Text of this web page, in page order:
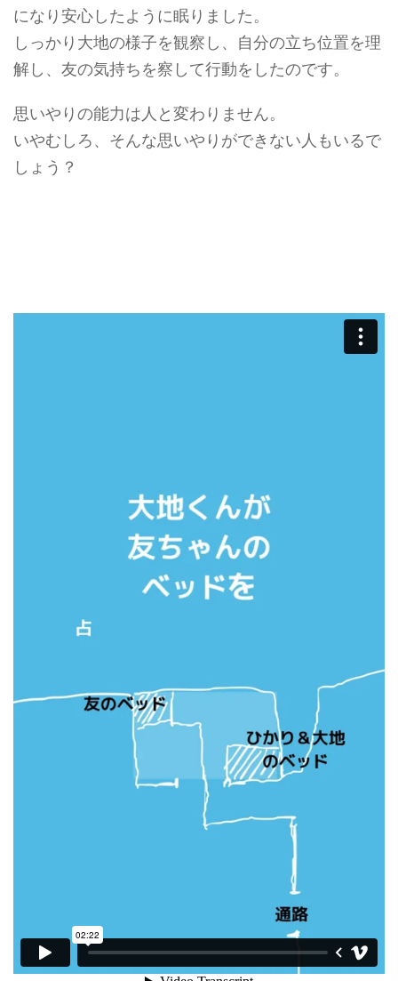
になり安心したように眠りました。
しっかり大地の様子を観察し、自分の立ち位置を理
解し、友の気持ちを察して行動をしたのです。
思いやりの能力は人と変わりません。
いやむしろ、そんな思いやりができない人もいるで
しょう？